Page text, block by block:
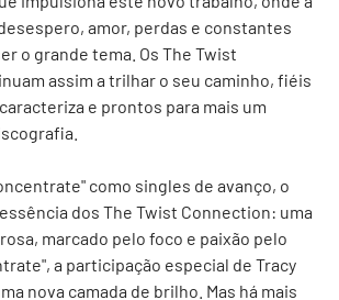
amor, perdas e constantes
o grande tema. Os The Twist
assim a trilhar o seu caminho, fiéis
e prontos para mais um
como singles de avanço, o
dos The Twist Connection: uma
marcado pelo foco e paixão pelo
a participação especial de Tracy
nova camada de brilho. Mas há mais